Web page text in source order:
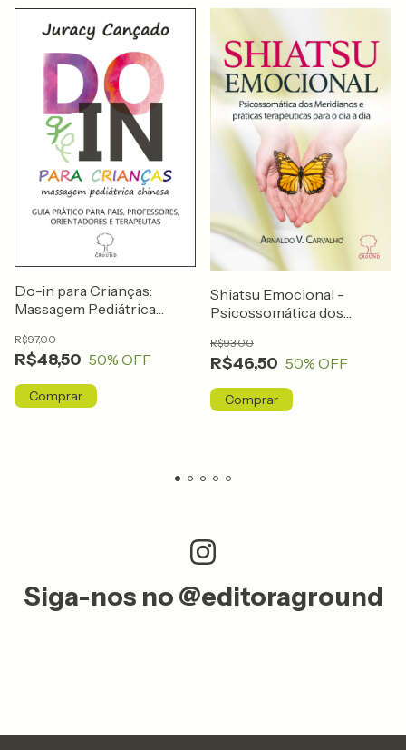
Do-in para Crianças:
Massagem Pediátrica
para Pais, Professores,
Orientadores e Terapeutas
R$48,50
R$97,00
50% OFF
Shiatsu Emocional -
Psicossomática dos
Terapêuticas para o Dia a
Dia
R$46,50
R$93,00
50% OFF
Siga-nos no @editoraground